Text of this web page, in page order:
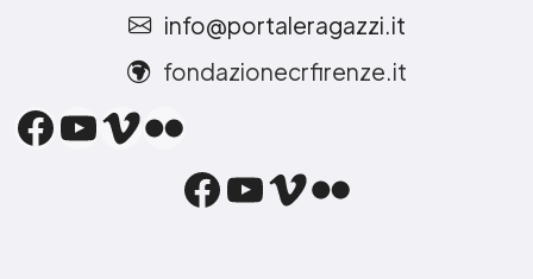
info@portaleragazzi.it
fondazionecrfirenze.it
Facebook
YouTube
Vimeo
Flickr
Facebook
YouTube
Vimeo
Flickr